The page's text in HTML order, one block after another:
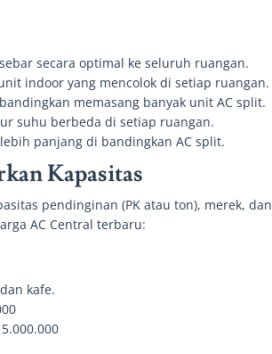
secara optimal ke seluruh ruangan.
indoor yang mencolok di setiap ruangan.
memasang banyak unit AC split.
suhu berbeda di setiap ruangan.
panjang di bandingkan AC split.
Kapasitas
pendinginan (PK atau ton), merek, dan
AC Central terbaru:
kafe.